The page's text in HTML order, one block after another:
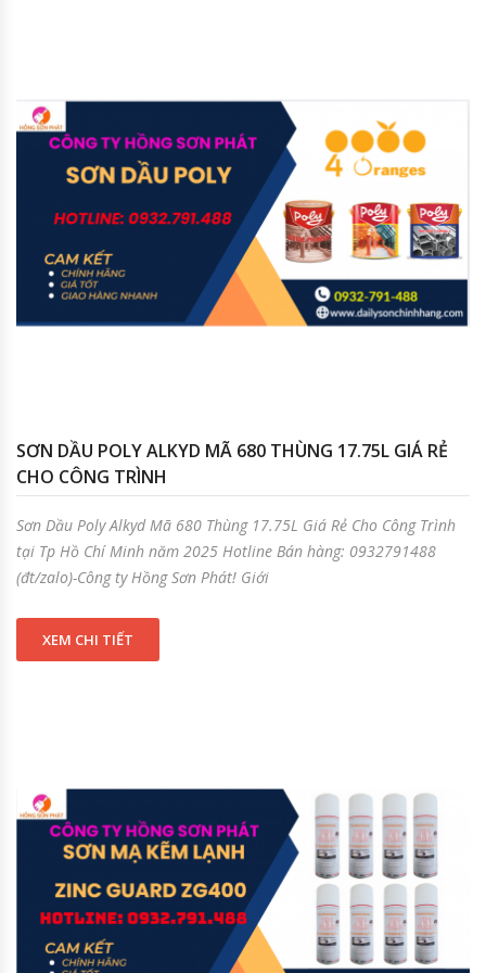
SƠN DẦU POLY ALKYD MÃ 680 THÙNG 17.75L GIÁ RẺ
CHO CÔNG TRÌNH
Sơn Dầu Poly Alkyd Mã 680 Thùng 17.75L Giá Rẻ Cho Công Trình
tại Tp Hồ Chí Minh năm 2025 Hotline Bán hàng: 0932791488
(đt/zalo)-Công ty Hồng Sơn Phát! Giới
XEM CHI TIẾT